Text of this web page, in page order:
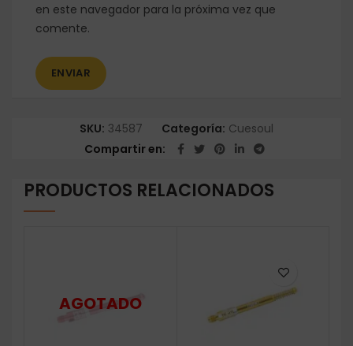
en este navegador para la próxima vez que
comente.
SKU: 34587 Categoría: Cuesoul
Compartir en
PRODUCTOS RELACIONADOS